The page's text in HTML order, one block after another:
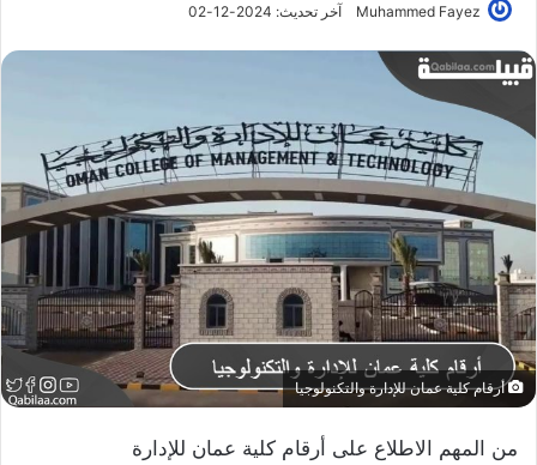
Muhammed Fayez آخر تحديث: 2024-12-02
أرقام كلية عمان للإدارة والتكنولوجيا
من المهم الاطلاع على أرقام كلية عمان للإدارة